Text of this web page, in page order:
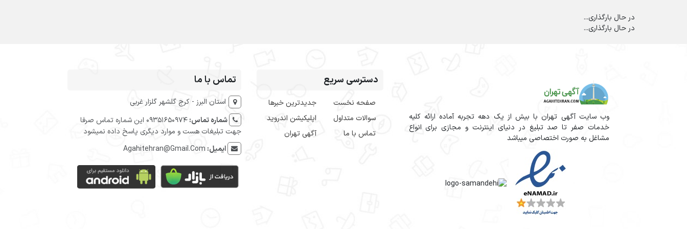
در حال بارگذاری...
در حال بارگذاری...
وب سایت آگهی تهران با بیش از یک دهه تجربه آماده ارائه کلیه
خدمات صفر تا صد تبلیغ در دنیای اینترنت و مجازی برای انواع
مشاغل به صورت اختصاصی میباشد
دسترسی سریع
صفحه نخست
سوالات متداول
تماس با ما
جدیدترین خبرها
اپلیکیشن اندروید
آگهی تهران
تماس با ما
استان البرز - کرج گلشهر گلزار غربی
شماره تماس:
09351650974 این شماره تماس صرفا
جهت تبلیغات هست و موارد دیگری پاسخ داده نمیشود
ایمیل: Agahitehran@Gmail.Com